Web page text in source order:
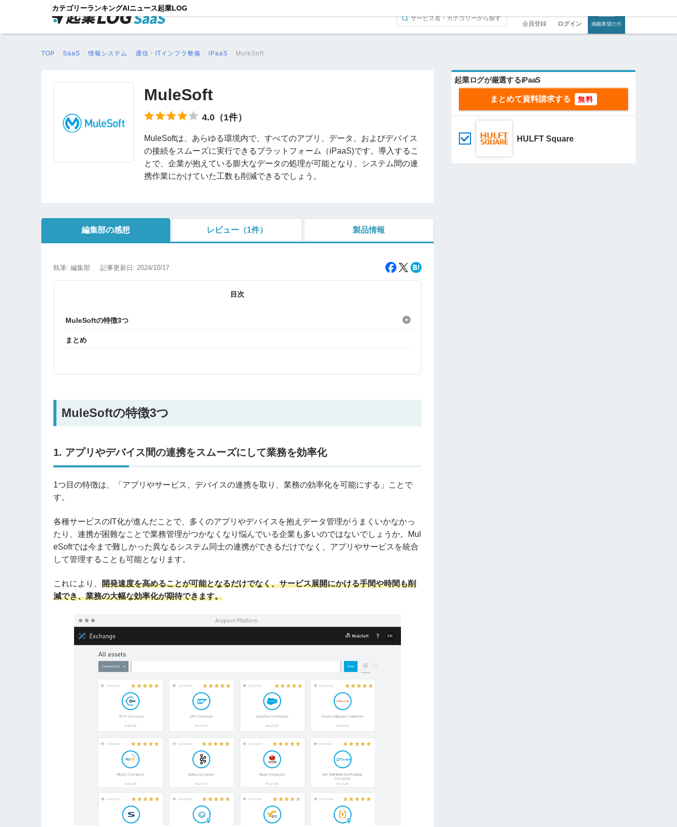
カテゴリーランキングAIニュース起業LOG
会員登録 ログイン 掲載希望の方
TOP SaaS >情報システム 通信・ITインフラ整備 iPaaS MuleSoft
MuleSoft
4.0（1件）
MuleSoftは、あらゆる環境内で、すべてのアプリ、データ、およびデバイス
の接続をスムーズに実行できるプラットフォーム（iPaaS)です。導入するこ
とで、企業が抱えている膨大なデータの処理が可能となり、システム間の連
携作業にかけていた工数も削減できるでしょう。
編集部の感想 レビュー （1件） 製品情報
執筆: 編集部 記事更新日: 2024/10/17
目次
MuleSoftの特徴3つ
まとめ
MuleSoftの特徴3つ
1. アプリやデバイス間の連携をスムーズにして業務を効率化
1つ目の特徴は、「アプリやサービス、デバイスの連携を取り、業務の効率化を可能にする」ことで
す。
各種サービスのIT化が進んだことで、多くのアプリやデバイスを抱えデータ管理がうまくいかなかっ
たり、連携が困難なことで業務管理がつかなくなり悩んでいる企業も多いのではないでしょうか。Mul
eSoftでは今まで難しかった異なるシステム同士の連携ができるだけでなく、アプリやサービスを統合
して管理することも可能となります。
これにより、 開発速度を高めることが可能となるだけでなく、サービス展開にかける手間や時間も削
減でき、業務の大幅な効率化が期待できます。
起業ログが厳選するiPaaS
まとめて資料請求する
HULFT Square